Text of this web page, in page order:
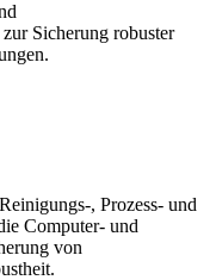
Sicherung robuster
, Prozess- und
Computer- und
von